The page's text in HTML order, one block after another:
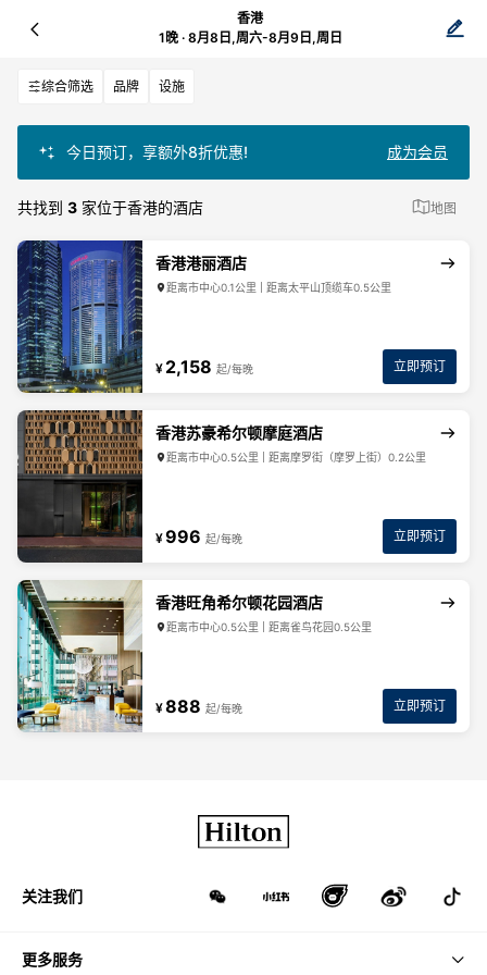
香港
1晚 · 8月8日,周六-8月9日,周日
综合筛选 品牌 设施
今日预订，享额外8折优惠! 成为会员
共找到 3 家位于香港的酒店 地图
香港港丽酒店
距离市中心0.1公里 | 距离太平山顶缆车0.5公里
¥ 2,158 起/每晚 立即预订
香港苏豪希尔顿摩庭酒店
距离市中心0.5公里 | 距离摩罗街（摩罗上街）0.2公里
¥996 起/每晚 立即预订
香港旺角希尔顿花园酒店
距离市中心0.5公里 | 距离雀鸟花园0.5公里
¥888 起/每晚 立即预订
关注我们
更多服务